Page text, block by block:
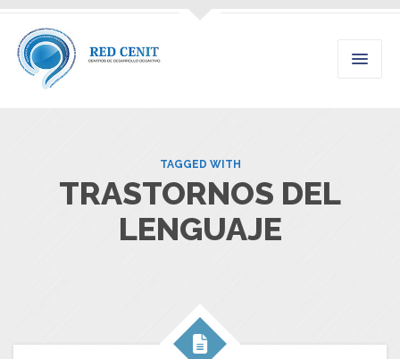
TAGGED WITH
TRASTORNOS DEL
LENGUAJE